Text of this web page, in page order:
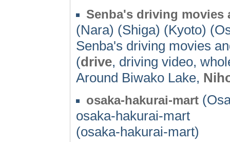
Senba's driving movies
(Nara) (Shiga) (Kyoto)
Senba's driving movies
(drive, driving video,
Around Biwako Lake,
osaka-hakurai-mart
osaka-hakurai-mart
(osaka-hakurai-mart)